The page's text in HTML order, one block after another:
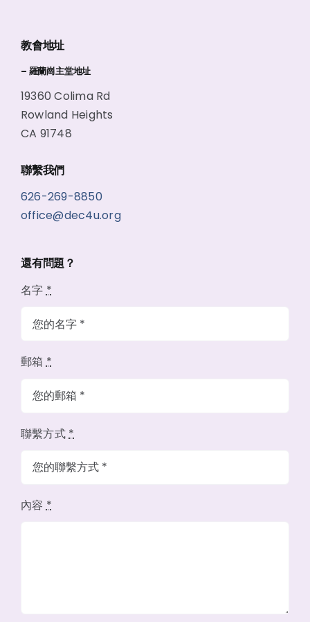
教會地址
– 羅蘭崗主堂地址
19360 Colima Rd
Rowland Heights
CA 91748
聯繫我們
626-269-8850
office@dec4u.org
還有問題？
名字*
郵箱*
聯繫方式 *
內容*